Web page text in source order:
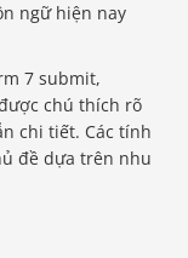
ngữ hiện nay
7 submit,
chú thích rõ
chi tiết. Các tính
đề dựa trên nhu